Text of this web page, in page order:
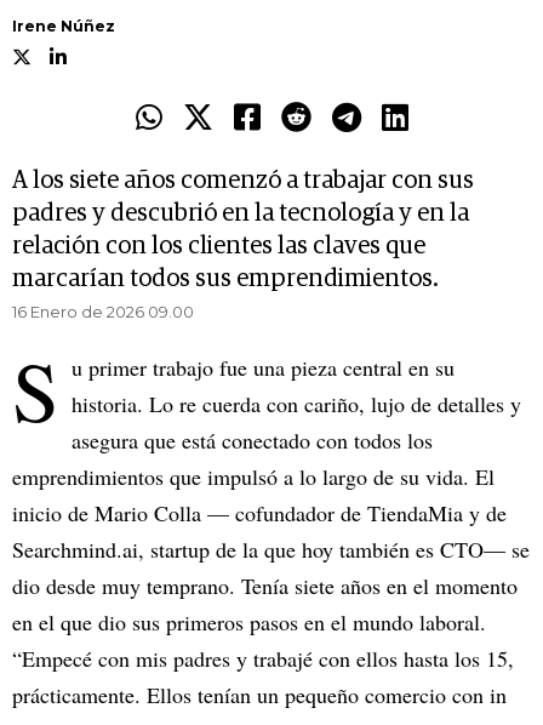
Irene Núñez
A los siete años comenzó a trabajar con sus
padres y descubrió en la tecnología y en la
relación con los clientes las claves que
marcarían todos sus emprendimientos.
16 Enero de 2026 09.00
S u primer trabajo fue una pieza central en su
historia. Lo re cuerda con cariño, lujo de detalles y
asegura que está conectado con todos los
emprendimientos que impulsó a lo largo de su vida. El
inicio de Mario Colla — cofundador de TiendaMia y de
Searchmind.ai, startup de la que hoy también es CTO— se
dio desde muy temprano. Tenía siete años en el momento
en el que dio sus primeros pasos en el mundo laboral.
“Empecé con mis padres y trabajé con ellos hasta los 15,
prácticamente. Ellos tenían un pequeño comercio con in